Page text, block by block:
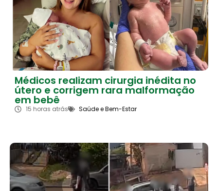
Médicos realizam cirurgia inédita no
útero e corrigem rara malformação
em bebê
15 horas atrás Saúde e Bem-Estar